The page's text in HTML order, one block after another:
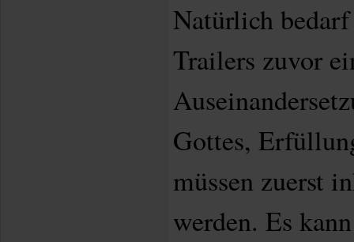
Natürlich
Trailers zuvor
Gottes,
müssen zuerst
werden. Es